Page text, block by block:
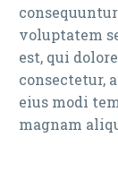
voluptatem
est, qui
consectetur,
eius modi
magnam